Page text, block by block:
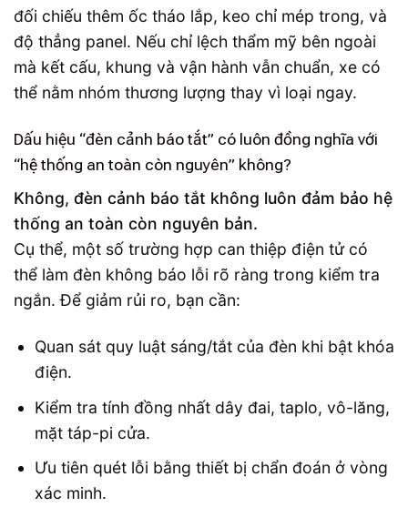
đối chiếu thêm ốc tháo lắp, keo chỉ mép trong, và
độ thẳng panel. Nếu chỉ lệch thẩm mỹ bên ngoài
mà kết cấu, khung và vận hành vẫn chuẩn, xe có
thể nằm nhóm thương lượng thay vì loại ngay.
Dấu hiệu “đèn cảnh báo tắt” có luôn đồng nghĩa với
“hệ thống an toàn còn nguyên” không?
Không, đèn cảnh báo tắt không luôn đảm bảo hệ
thống an toàn còn nguyên bản.
Cụ thể, một số trường hợp can thiệp điện tử có
thể làm đèn không báo lỗi rõ ràng trong kiểm tra
ngắn. Để giảm rủi ro, bạn cần:
Quan sát quy luật sáng/tắt của đèn khi bật khóa
điện.
Kiểm tra tính đồng nhất dây đai, taplo, vô-lăng,
mặt táp-pi cửa.
Ưu tiên quét lỗi bằng thiết bị chẩn đoán ở vòng
xác minh.